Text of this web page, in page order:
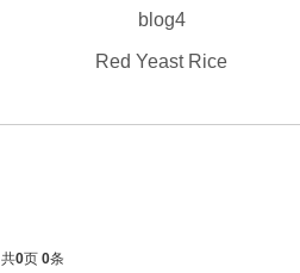
blog4
Red Yeast Rice
共0页0条